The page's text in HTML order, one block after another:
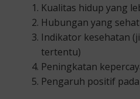
Kualitas hidup yang
Hubungan yang sehat
Indikator kesehatan
tertentu)
Peningkatan
Pengaruh positif